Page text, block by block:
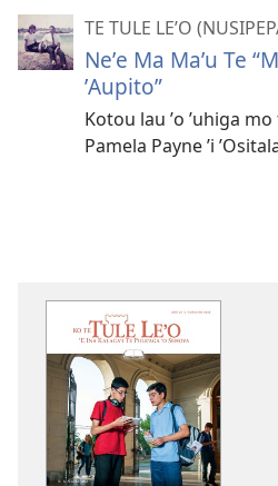
TE TULE LE’O
Neʼe Ma Maʼu Te
ʼAupito”
Kotou lau ʼo ʼuhiga
Pamela Payne ʼi